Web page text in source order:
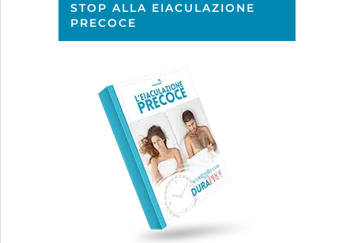
STOP ALLA EIACULAZIONE
PRECOCE